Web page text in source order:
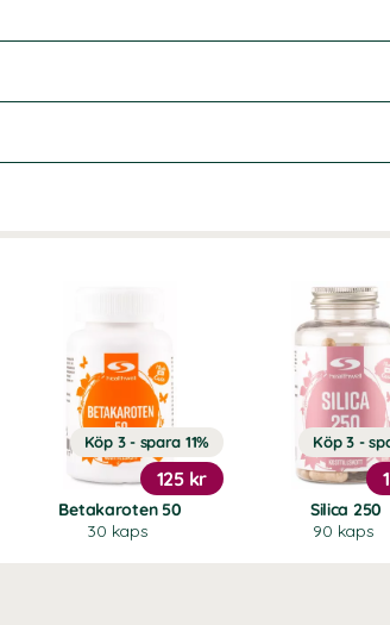
Betakaroten 50
30 kaps
Köp 3 - spara 11%
125 kr
Silica 250
90 kaps
Köp 3 -